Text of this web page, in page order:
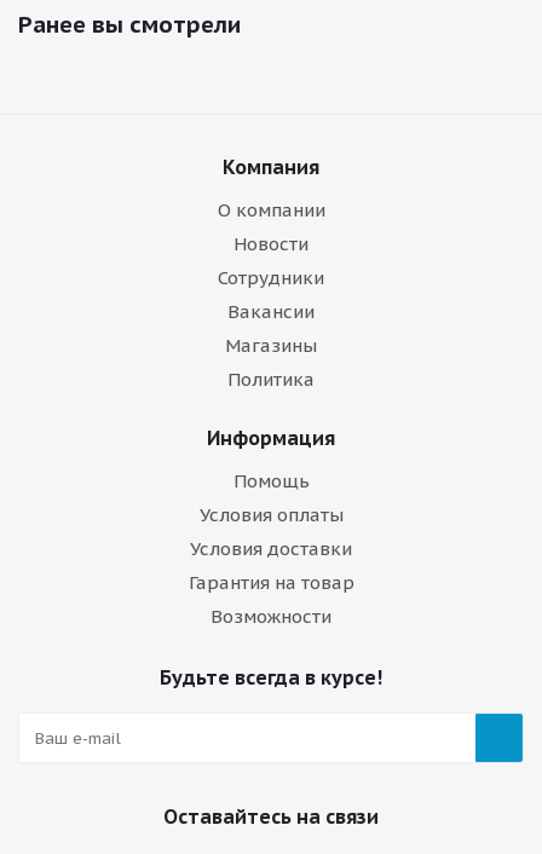
Ранее вы смотрели
Компания
О компании
Новости
Сотрудники
Вакансии
Магазины
Политика
Информация
Помощь
Условия оплаты
Условия доставки
Гарантия на товар
Возможности
Будьте всегда в курсе!
Оставайтесь на связи